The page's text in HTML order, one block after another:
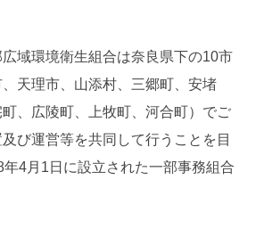
域環境衛生組合は奈良県下の10市
天理市、山添村、三郷町、安堵
、広陵町、上牧町、河合町）でご
び運営等を共同して行うことを目
4月1日に設立された一部事務組合